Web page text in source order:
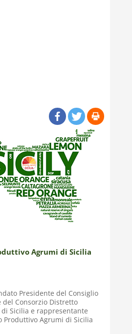
Agrumi di Sicilia
Presidente del Consiglio
del Consorzio Distretto
Sicilia e rappresentante
Produttivo Agrumi di Sicilia